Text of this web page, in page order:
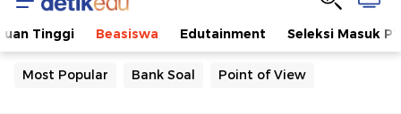
Tinggi Beasiswa Edutainment Seleksi Masuk PT
Most Popular Bank Soal Point of View